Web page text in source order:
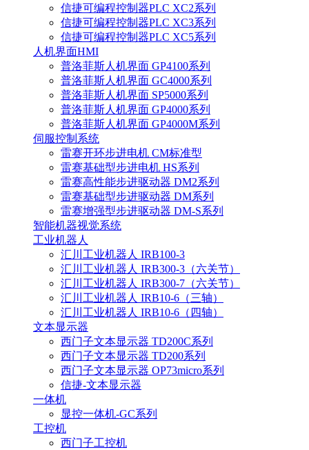
信捷可编程控制器PLC XC2系列
信捷可编程控制器PLC XC3系列
信捷可编程控制器PLC XC5系列
人机界面HMI
普洛菲斯人机界面 GP4100系列
普洛菲斯人机界面 GC4000系列
普洛菲斯人机界面 SP5000系列
普洛菲斯人机界面 GP4000系列
普洛菲斯人机界面 GP4000M系列
伺服控制系统
雷赛开环步进电机 CM标准型
雷赛基础型步进电机 HS系列
雷赛高性能步进驱动器 DM2系列
雷赛基础型步进驱动器 DM系列
雷赛增强型步进驱动器 DM-S系列
智能机器视觉系统
工业机器人
汇川工业机器人 IRB100-3
汇川工业机器人 IRB300-3（六关节）
汇川工业机器人 IRB300-7（六关节）
汇川工业机器人 IRB10-6（三轴）
汇川工业机器人 IRB10-6（四轴）
文本显示器
西门子文本显示器 TD200C系列
西门子文本显示器 TD200系列
西门子文本显示器 OP73micro系列
信捷-文本显示器
一体机
显控一体机-GC系列
工控机
西门子工控机